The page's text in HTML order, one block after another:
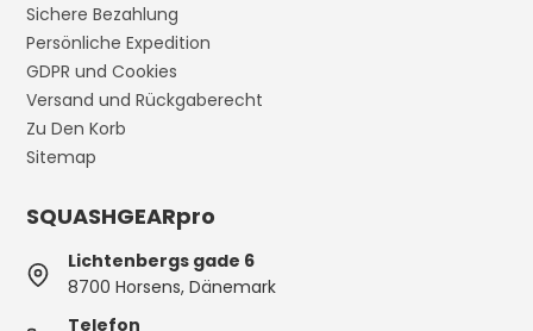
Sichere Bezahlung
Persönliche Expedition
GDPR und Cookies
Versand und Rückgaberecht
Zu Den Korb
Sitemap
SQUASHGEARpro
Lichtenbergs gade 6
8700 Horsens, Dänemark
Telefon